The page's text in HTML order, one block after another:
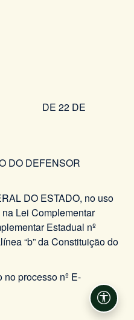
DE
DO DEFENSOR
DO ESTADO, no uso
Lei Complementar
Estadual nº
“b” da Constituição do
processo nº E-